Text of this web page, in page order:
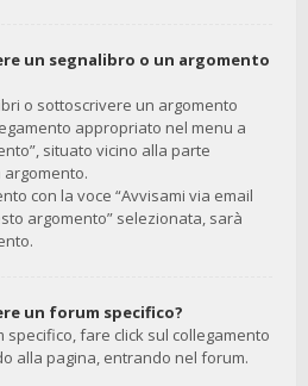
un segnalibro o un argomento
o sottoscrivere un argomento
appropriato nel menu a
situato vicino alla parte
con la voce “Avvisami via email
argomento” selezionata, sarà
un forum specifico?
fare click sul collegamento
alla pagina, entrando nel forum.